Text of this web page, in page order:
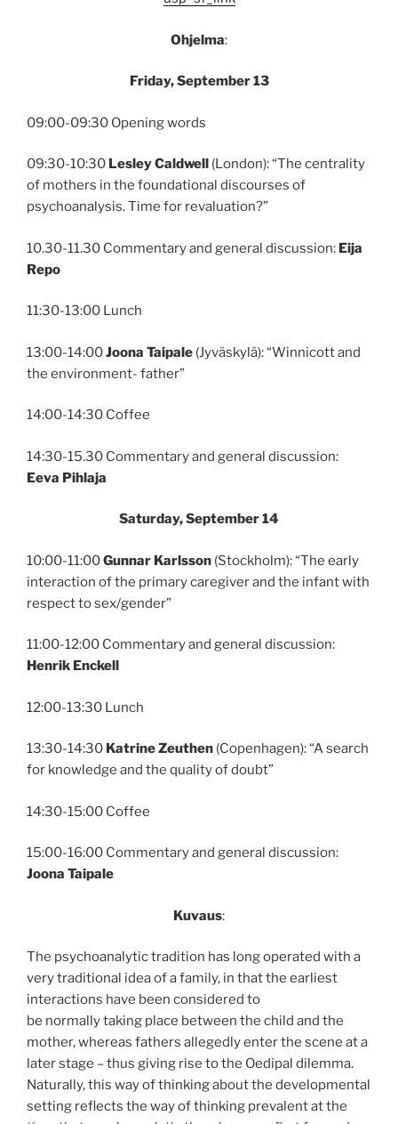
Ohjelma:
Friday, September 13
09:00-09:30 Opening words
09:30-10:30 Lesley Caldwell (London): “The centrality
of mothers in the foundational discourses of
psychoanalysis. Time for revaluation?”
10.30-11.30 Commentary and general discussion: Eija
Repo
11:30-13:00 Lunch
13:00-14:00Joona Taipale (Jyväskylä): “Winnicott and
the environment- father”
14:00-14:30 Coffee
14:30-15.30 Commentary and general discussion:
Eeva Pihlaja
Saturday, September 14
10:00-11:00Gunnar Karlsson (Stockholm): “The early
interaction of the primary caregiver and the infant with
respect to sex/gender”
11:00-12:00 Commentary and general discussion:
Henrik Enckell
12:00-13:30 Lunch
13:30-14:30 Katrine Zeuthen (Copenhagen): “A search
for knowledge and the quality of doubt”
14:30-15:00 Coffee
15:00-16:00 Commentary and general discussion:
Joona Taipale
Kuvaus:
The psychoanalytic tradition has long operated with a
very traditional idea of a family, in that the earliest
interactions have been considered to
be normally taking place between the child and the
mother, whereas fathers allegedly enter the scene at a
later stage – thus giving rise to the Oedipal dilemma.
Naturally, this way of thinking about the developmental
setting reflects the way of thinking prevalent at the